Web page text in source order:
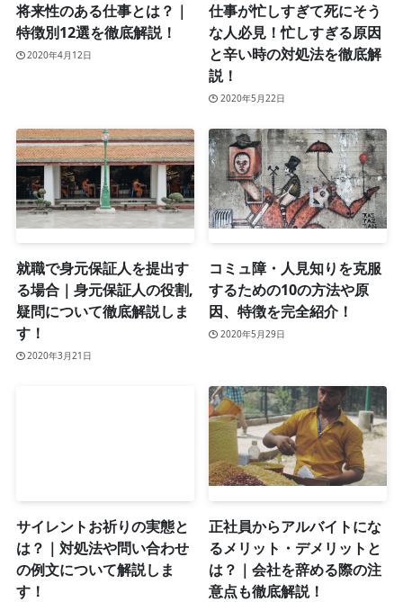
将来性のある仕事とは？｜
特徴別12選を徹底解説！
2020年4月12日
仕事が忙しすぎて死にそう
な人必見！忙しすぎる原因
と辛い時の対処法を徹底解
説！
2020年5月22日
就職で身元保証人を提出す
る場合｜身元保証人の役割,
疑問について徹底解説しま
す！
2020年3月21日
コミュ障・人見知りを克服
するための10の方法や原
因、特徴を完全紹介！
2020年5月29日
サイレントお祈りの実態と
は？｜対処法や問い合わせ
の例文について解説しま
す！
正社員からアルバイトにな
るメリット・デメリットと
は？｜会社を辞める際の注
意点も徹底解説！